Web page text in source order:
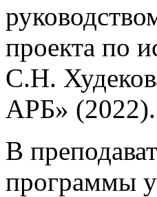
проекта по
С.Н.
АРБ» (2022).
В
программы